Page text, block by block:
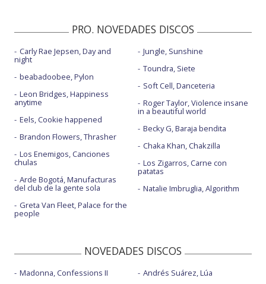
PRO. NOVEDADES DISCOS
Carly Rae Jepsen, Day and
night
beabadoobee, Pylon
Leon Bridges, Happiness
anytime
Eels, Cookie happened
Brandon Flowers, Thrasher
Los Enemigos, Canciones
chulas
Arde Bogotá, Manufacturas
del club de la gente sola
Greta Van Fleet, Palace for the
people
Jungle, Sunshine
Toundra, Siete
Soft Cell, Danceteria
Roger Taylor, Violence insane
in a beautiful world
Becky G, Baraja bendita
Chaka Khan, Chakzilla
Los Zigarros, Carne con
patatas
Natalie Imbruglia, Algorithm
NOVEDADES DISCOS
Madonna, Confessions II
Andrés Suárez, Lúa